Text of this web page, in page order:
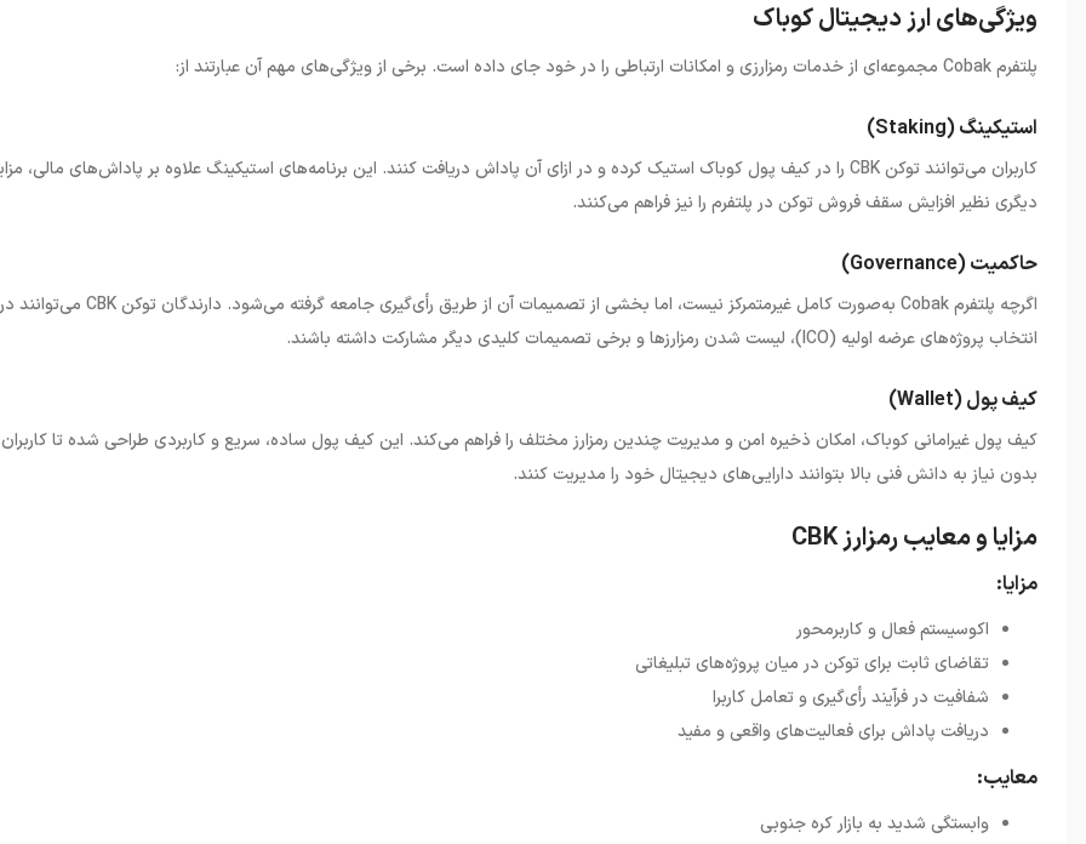
ویژگی‌های ارز دیجیتال کوباک
پلتفرم مجموعه‌ای از خدمات رمزارزی و امکانات ارتباطی را در خود جای داده است. برخی از ویژگی‌های مهم آن عبارتند از:
استیکینگ (Staking)
کاربران می‌توانند توکن
را در کیف پول کوباک استیک کرده و در ازای آن پاداش دریافت کنند. این برنامه‌های استیکینگ علاوه بر پاداش‌های مالی،
دیگری نظیر افزایش سقف فروش توکن در پلتفرم را نیز فراهم می‌کنند.
حاکمیت (Governance)
اگرچه پلتفرم به‌صورت کامل غیرمتمرکز نیست، اما بخشی از تصمیمات آن از طریق رأی‌گیری جامعه گرفته می‌شود. دارندگان توکن
می‌توانند در
انتخاب پروژه‌های عرضه اولیه (ICO) ، لیست‌ شدن رمزارزها و برخی تصمیمات کلیدی دیگر مشارکت داشته باشند.
کیف پول (Wallet)
کیف پول غیرامانی کوباک، امکان ذخیره امن و مدیریت چندین رمزارز مختلف را فراهم می‌کند. این کیف پول ساده، سریع و کاربردی طراحی شده تا کاربران
بدون نیاز به دانش فنی بالا بتوانند دارایی‌های دیجیتال خود را مدیریت کنند.
مزایا و معایب رمزارز CBK
مزایا:
اکوسیستم فعال و کاربرمحور
تقاضای ثابت برای توکن در میان پروژه‌های تبلیغاتی
شفافیت در فرآیند رأی‌گیری و تعامل کاربرا
دریافت پاداش برای فعالیت‌های واقعی و مفید
معایب:
وابستگی شدید به بازار کره جنوبی